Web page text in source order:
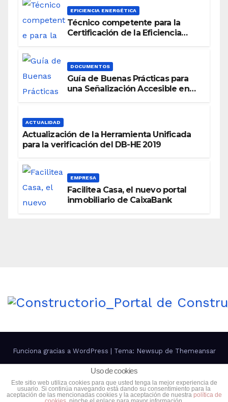
EFICIENCIA ENERGÉTICA
Técnico competente para la
Certificación de la Eficiencia
DOCUMENTOS
Guía de Buenas Prácticas para
una Señalización Accesible en
ACTUALIDAD
Actualización de la Herramienta Unificada
para la verificación del DB-HE 2019
EMPRESA
Facilitea Casa, el nuevo portal
inmobiliario de CaixaBank
Funciona gracias a WordPress | Tema: Newsup de Themeansar
Política de PrivacidadPolítica de cookies
Más información sobre las cookies
Uso de cookies
Este sitio web utiliza cookies para que usted tenga la mejor experiencia de
usuario. Si continúa navegando está dando su consentimiento para la
aceptación de las mencionadas cookies y la aceptación de nuestra política de